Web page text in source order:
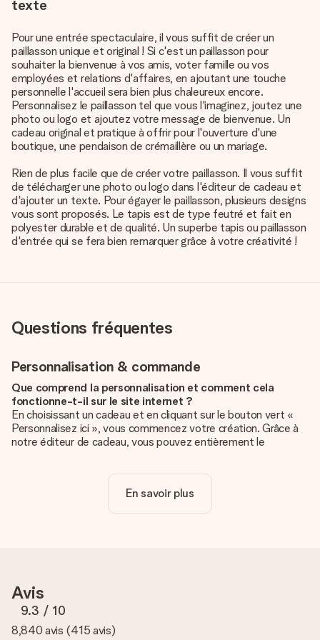
texte
Pour une entrée spectaculaire, il vous suffit de créer un
paillasson unique et original ! Si c'est un paillasson pour
souhaiter la bienvenue à vos amis, voter famille ou vos
employées et relations d'affaires, en ajoutant une touche
personnelle l'accueil sera bien plus chaleureux encore.
Personnalisez le paillasson tel que vous l'imaginez, joutez une
photo ou logo et ajoutez votre message de bienvenue. Un
cadeau original et pratique à offrir pour l'ouverture d'une
boutique, une pendaison de crémaillère ou un mariage.
Rien de plus facile que de créer votre paillasson. Il vous suffit
de télécharger une photo ou logo dans l'éditeur de cadeau et
d'ajouter un texte. Pour égayer le paillasson, plusieurs designs
vous sont proposés. Le tapis est de type feutré et fait en
polyester durable et de qualité. Un superbe tapis ou paillasson
d'entrée qui se fera bien remarquer grâce à votre créativité !
Questions fréquentes
Personnalisation & commande
Que comprend la personnalisation et comment cela
fonctionne-t-il sur le site internet ?
En choisissant un cadeau et en cliquant sur le bouton vert «
Personnalisez ici », vous commencez votre création. Grâce à
notre éditeur de cadeau, vous pouvez entièrement le
unique pour ajouter une touche finale à votre cadeau.
La personnalisation est-elle comprise dans le prix ?
ton cadeau. C'est pourquoi il est important d'utiliser des
photos de haute qualité. Si tu n'es pas sûr de la qualité de ton
image, contacte notre équipe du service clientèle et joins ta
photo au cadeau que tu souhaites commander. Ils pourront
En savoir plus
Avis
9.3 / 10
8,840 avis (415 avis)